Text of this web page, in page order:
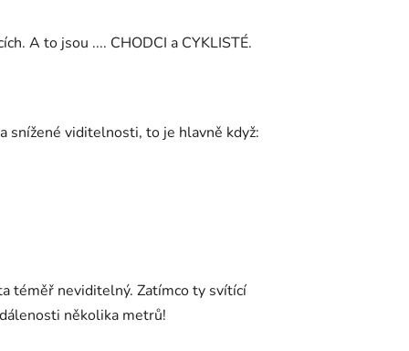
A to jsou .... CHODCI a CYKLISTÉ.
snížené viditelnosti, to je hlavně když:
téměř neviditelný. Zatímco ty svítící
několika metrů!